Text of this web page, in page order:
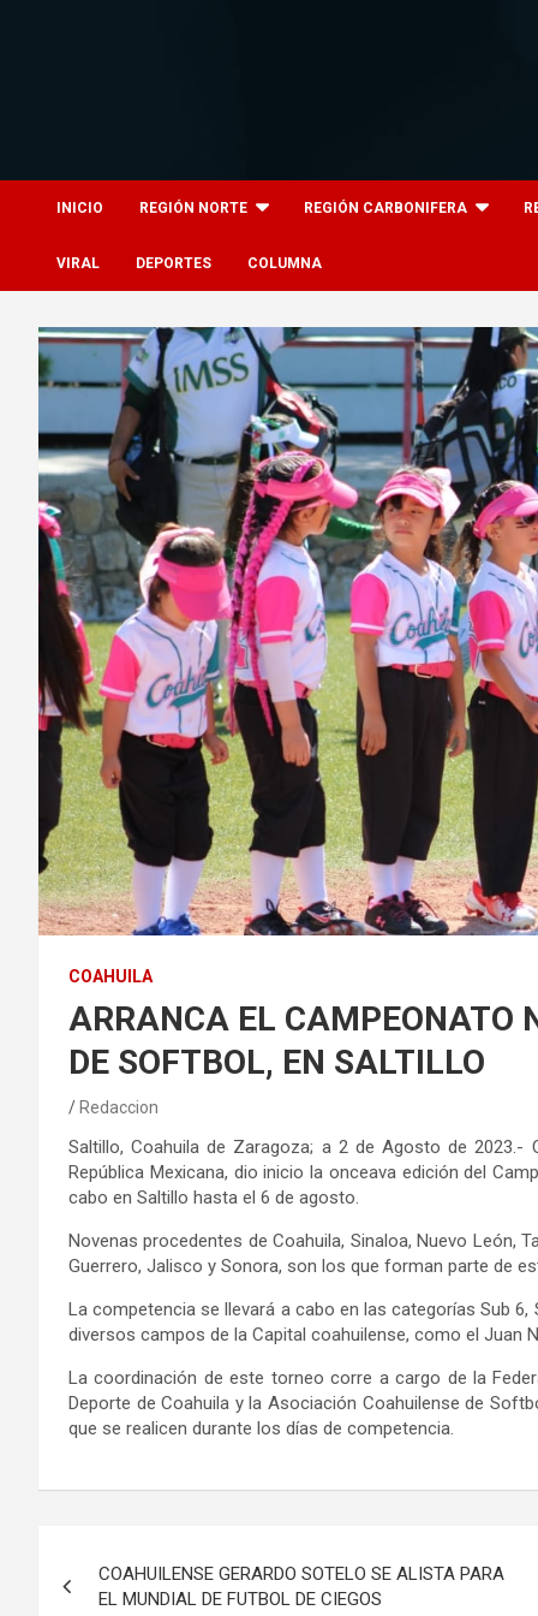
INICIO REGIÓN NORTE REGIÓN CARBONIFERA
VIRAL DEPORTES COLUMNA
COAHUILA
ARRANCA EL CAMPEONATO
DE SOFTBOL, EN SALTILLO
Redaccion
Saltillo, Coahuila de Zaragoza; a 2 de Agosto de
República Mexicana, dio inicio la onceava edición del
cabo en Saltillo hasta el 6 de agosto.
Novenas procedentes de Coahuila, Sinaloa, Nuevo León,
Guerrero, Jalisco y Sonora, son los que forman parte de
La competencia se llevará a cabo en las categorías Sub 6,
diversos campos de la Capital coahuilense, como el Juan
La coordinación de este torneo corre a cargo de la
Deporte de Coahuila y la Asociación Coahuilense de
que se realicen durante los días de competencia.
de
COAHUILENSE GERARDO SOTELO SE ALISTA PARA
EL MUNDIAL DE FUTBOL DE CIEGOS